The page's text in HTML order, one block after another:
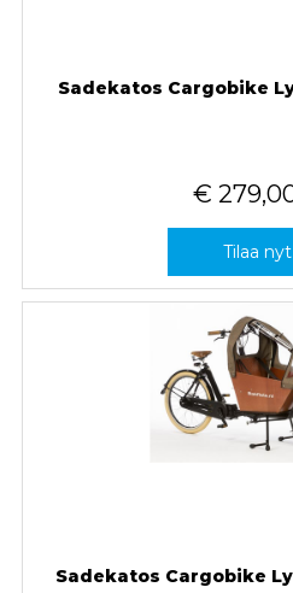
Sadekatos Cargobike
€
Tilaa nyt
Sadekatos Cargobike